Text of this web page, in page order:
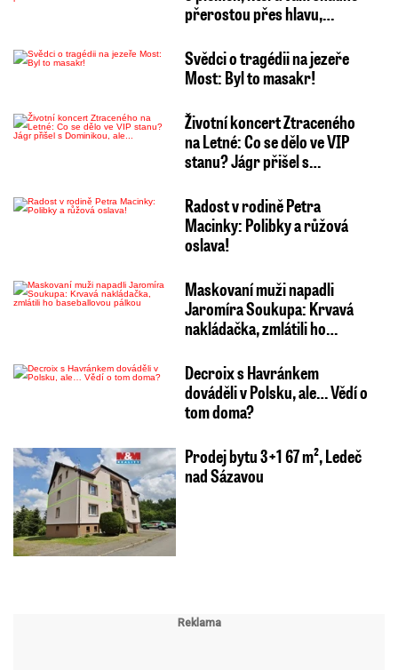
přerostou přes hlavu,…
Svědci o tragédii na jezeře
Most: Byl to masakr!
Životní koncert Ztraceného
na Letné: Co se dělo ve VIP
stanu? Jágr přišel s…
Radost v rodině Petra
Macinky: Polibky a růžová
oslava!
Maskovaní muži napadli
Jaromíra Soukupa: Krvavá
nakládačka, zmlátili ho…
Decroix s Havránkem
dováděli v Polsku, ale… Vědí o
tom doma?
Prodej bytu 3+1 67 m², Ledeč
nad Sázavou